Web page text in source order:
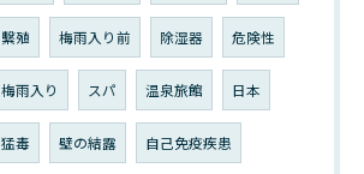
繫殖 梅雨入り前 除湿器 危険性
梅雨入り スパ 温泉旅館 日本
猛毒 壁の結露 自己免疫疾患